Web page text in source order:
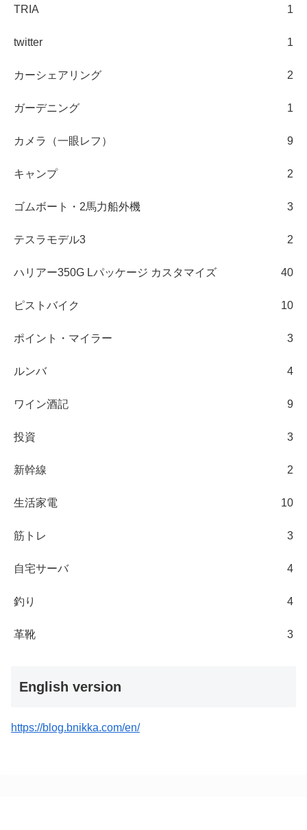
TRIA 1
twitter 1
カーシェアリング 2
ガーデニング 1
カメラ（一眼レフ） 9
キャンプ 2
ゴムボート・2馬力船外機 3
テスラモデル3 2
ハリアー350G Lパッケージ カスタマイズ 40
ピストバイク 10
ポイント・マイラー 3
ルンバ 4
ワイン酒記 9
投資 3
新幹線 2
生活家電 10
筋トレ 3
自宅サーバ 4
釣り 4
革靴 3
English version
https://blog.bnikka.com/en/